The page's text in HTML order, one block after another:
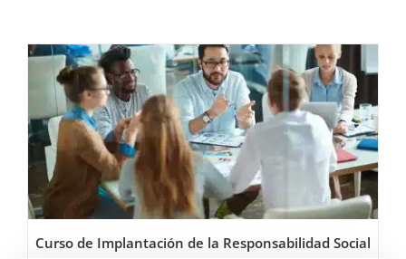
Curso de Implantación de la Responsabilidad Social